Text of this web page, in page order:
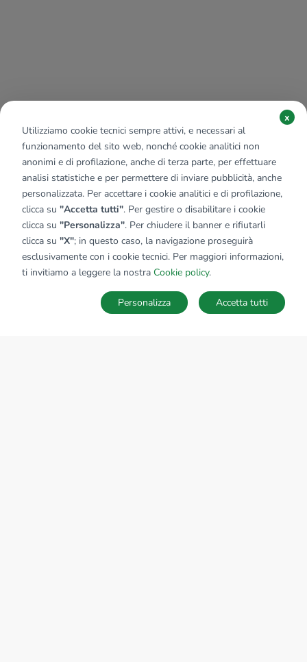
SALVA RICERCA
Utilizziamo cookie tecnici sempre attivi, e necessari al
funzionamento del sito web, nonché cookie analitici non
anonimi e di profilazione, anche di terza parte, per effettuare
analisi statistiche e per permettere di inviare pubblicità, anche
personalizzata. Per accettare i cookie analitici e di profilazione,
clicca su "Accetta tutti". Per gestire o disabilitare i cookie
clicca su "Personalizza". Per chiudere il banner e rifiutarli
clicca su "X"; in questo caso, la navigazione proseguirà
esclusivamente con i cookie tecnici. Per maggiori informazioni,
ti invitiamo a leggere la nostra Cookie policy.
x
Accetta tutti
Personalizza